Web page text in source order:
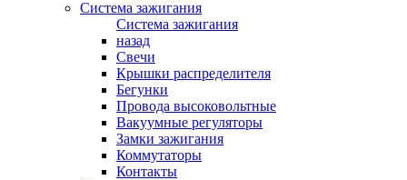
Система зажигания
Система зажигания
назад
Свечи
Крышки распределителя
Бегунки
Провода высоковольтные
Вакуумные регуляторы
Замки зажигания
Коммутаторы
Контакты